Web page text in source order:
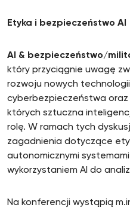
Etyka i bezpieczeństwo AI
AI & bezpieczeństwo/
który przyciągnie uwagę
rozwoju nowych
cyberbezpieczeństwa
których sztuczna
rolę. W ramach tych
zagadnienia dotyczące
autonomicznymi
wykorzystaniem AI do
Na konferencji wystąpią